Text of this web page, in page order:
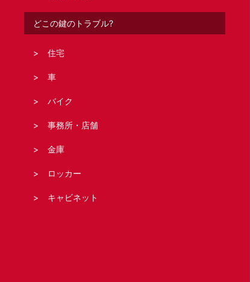
どこの鍵のトラブル?
住宅
車
バイク
事務所・店舗
金庫
ロッカー
キャビネット